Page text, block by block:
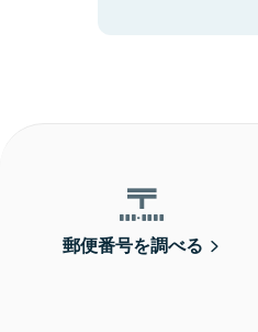
郵便番号を調べる